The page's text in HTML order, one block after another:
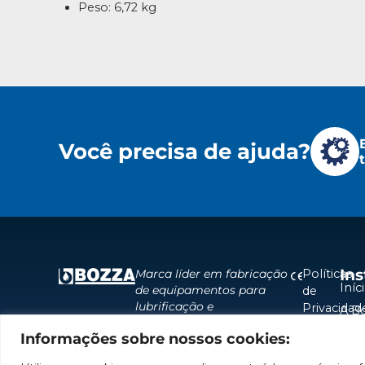
Informações sobre nossos cookies:
Peso: 6,72 kg
Você precisa de ajuda?
Marca líder em fabricação
de equipamentos para
lubrificação e
América do Sul.
Políticas
de
A